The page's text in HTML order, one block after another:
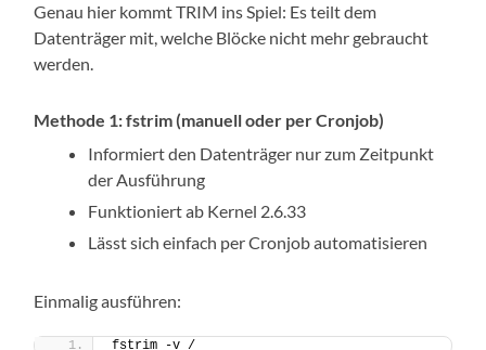
Genau hier kommt TRIM ins Spiel: Es teilt dem
Datenträger mit, welche Blöcke nicht mehr gebraucht
werden.
Methode 1: fstrim (manuell oder per Cronjob)
Informiert den Datenträger nur zum Zeitpunkt
der Ausführung
Funktioniert ab Kernel 2.6.33
Lässt sich einfach per Cronjob automatisieren
Einmalig ausführen:
fstrim -v /